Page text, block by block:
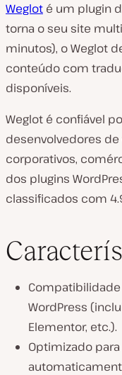
Weglot é um plugin
torna o seu site
minutos), o Weglot
conteúdo com
disponíveis.
Weglot é confiável
desenvolvedores
corporativos,
dos plugins
classificados com
WordPress
Elementor, etc.).
Optimizado para